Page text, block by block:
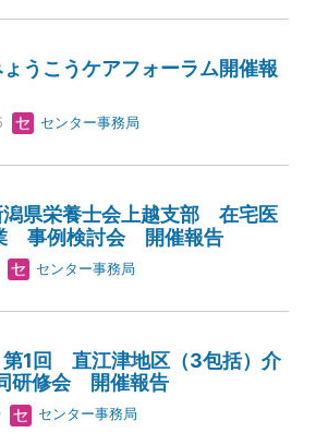
うこうケアフォーラム開催報
センター事務局
潟県栄養士会上越支部 在宅医
事例検討会 開催報告
センター事務局
1回 直江津地区（3包括）介
研修会 開催報告
センター事務局